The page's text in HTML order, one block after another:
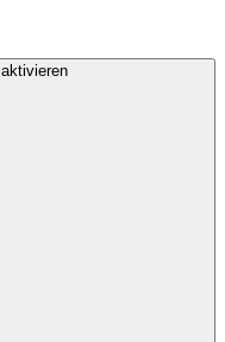
aktivieren